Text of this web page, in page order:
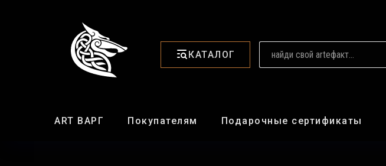
КАТАЛОГ
ART ВАРГ Покупателям Подарочные сертификаты